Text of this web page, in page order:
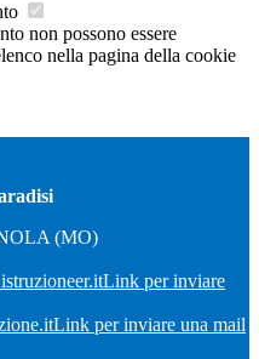
non possono essere
nella pagina della cookie
(MO)
Link per inviare
Link per inviare una mail